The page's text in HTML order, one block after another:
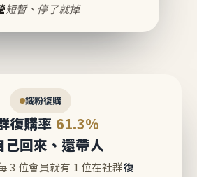
短暫、停了就掉
鐵粉復購
復購率 61.3%
己回來、還帶人
3 位會員就有 1 位在社群復